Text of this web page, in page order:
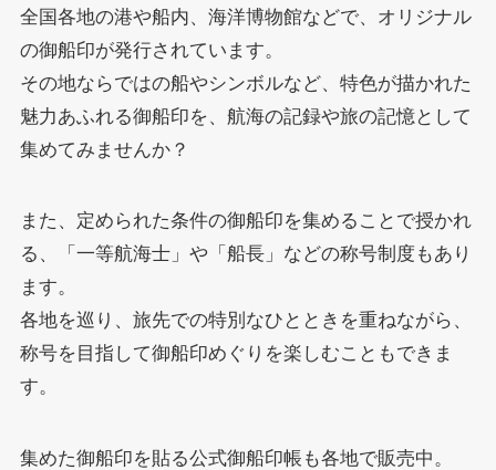
全国各地の港や船内、海洋博物館などで、オリジナル
の御船印が発行されています。
その地ならではの船やシンボルなど、特色が描かれた
魅力あふれる御船印を、航海の記録や旅の記憶として
集めてみませんか？
また、定められた条件の御船印を集めることで授かれ
る、「一等航海士」や「船長」などの称号制度もあり
ます。
各地を巡り、旅先での特別なひとときを重ねながら、
称号を目指して御船印めぐりを楽しむこともできま
す。
集めた御船印を貼る公式御船印帳も各地で販売中。